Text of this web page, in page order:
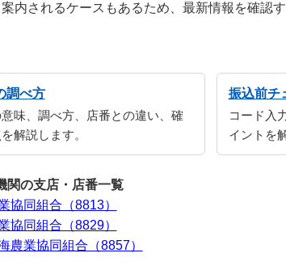
内されるケースもあるため、最新情報を確認
調べ方
味、調べ方、店番との違い、確
解説します。
振込前チ
コード入
イントを
関の支店・店番一覧
協同組合（8813）
協同組合（8829）
農業協同組合（8857）